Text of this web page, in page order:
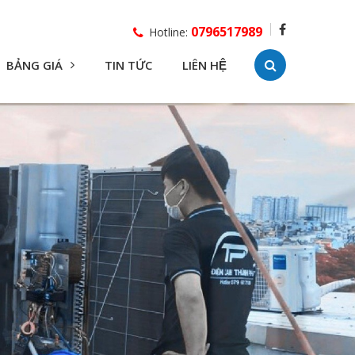
Hotline: 0796517989
BẢNG GIÁ TIN TỨC LIÊN HỆ